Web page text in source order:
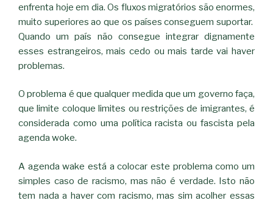
enfrenta hoje em dia. Os fluxos migratórios são enormes,
muito superiores ao que os países conseguem suportar.
Quando um país não consegue integrar dignamente
esses estrangeiros, mais cedo ou mais tarde vai haver
problemas.
O problema é que qualquer medida que um governo faça,
que limite coloque limites ou restrições de imigrantes, é
considerada como uma política racista ou fascista pela
agenda woke.
A agenda wake está a colocar este problema como um
simples caso de racismo, mas não é verdade. Isto não
tem nada a haver com racismo, mas sim acolher essas